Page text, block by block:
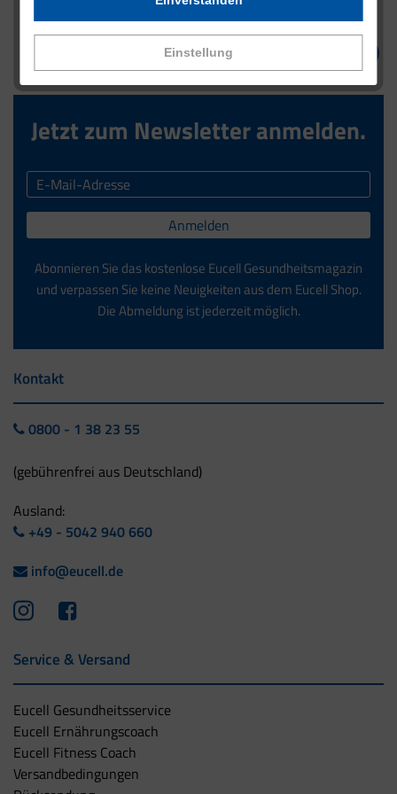
Einstellung
Jetzt zum Newsletter anmelden.
Anmelden
Abonnieren Sie das kostenlose Eucell Gesundheitsmagazin
und verpassen Sie keine Neuigkeiten aus dem Eucell Shop.
Die Abmeldung ist jederzeit möglich.
Kontakt
0800 - 1 38 23 55
(gebührenfrei aus Deutschland)
Ausland:
+49 - 5042 940 660
info@eucell.de
Service & Versand
Eucell Gesundheitsservice
Eucell Ernährungscoach
Eucell Fitness Coach
Versandbedingungen